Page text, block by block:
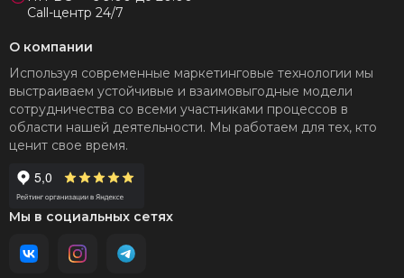
Call-центр 24/7
О компании
Используя современные маркетинговые технологии мы
выстраиваем устойчивые и взаимовыгодные модели
сотрудничества со всеми участниками процессов в
области нашей деятельности. Мы работаем для тех, кто
ценит свое время.
Мы в социальных сетях